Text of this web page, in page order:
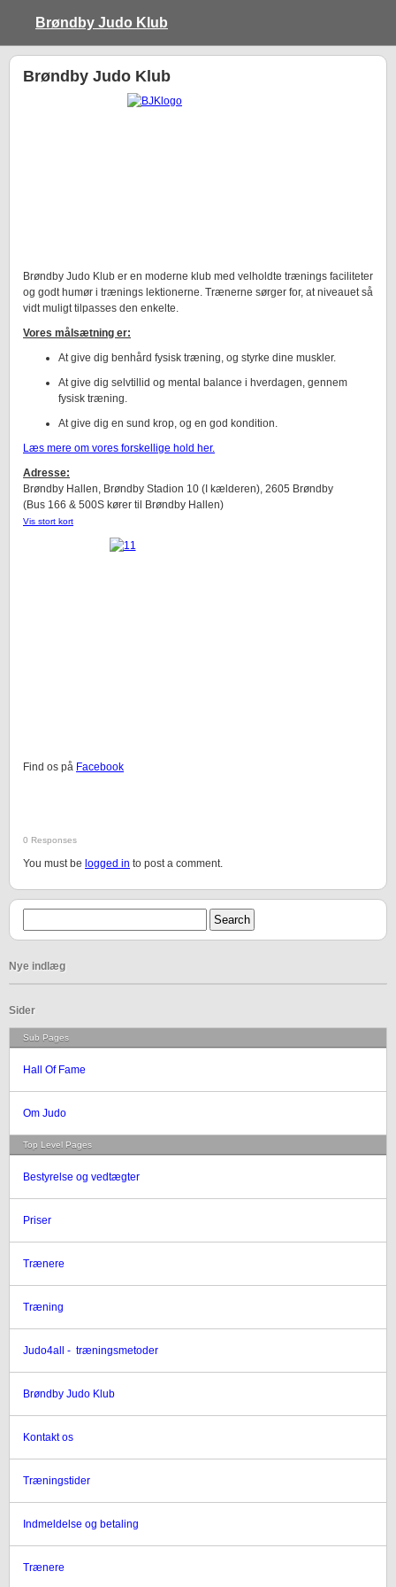
Brøndby Judo Klub
Brøndby Judo Klub
Brøndby Judo Klub er en moderne klub med velholdte trænings faciliteter
og godt humør i trænings lektionerne. Trænerne sørger for, at niveauet så
vidt muligt tilpasses den enkelte.
Vores målsætning er:
At give dig benhård fysisk træning, og styrke dine muskler.
At give dig selvtillid og mental balance i hverdagen, gennem
fysisk træning.
At give dig en sund krop, og en god kondition.
Læs mere om vores forskellige hold her.
Adresse:
Brøndby Hallen, Brøndby Stadion 10 (I kælderen), 2605 Brøndby
(Bus 166 & 500S kører til Brøndby Hallen)
Vis stort kort
Find os på Facebook
0 Responses
You must be logged in to post a comment.
Nye indlæg
Sider
Sub Pages
Hall Of Fame
Om Judo
Top Level Pages
Bestyrelse og vedtægter
Priser
Trænere
Træning
Judo4all - træningsmetoder
Brøndby Judo Klub
Kontakt os
Træningstider
Indmeldelse og betaling
Trænere